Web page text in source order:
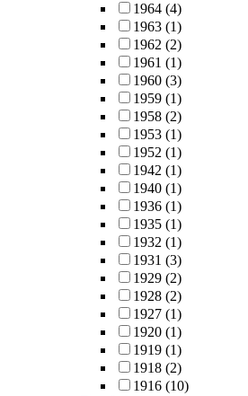
1964 (4)
1963 (1)
1962 (2)
1961 (1)
1960 (3)
1959 (1)
1958 (2)
1953 (1)
1952 (1)
1942 (1)
1940 (1)
1936 (1)
1935 (1)
1932 (1)
1931 (3)
1929 (2)
1928 (2)
1927 (1)
1920 (1)
1919 (1)
1918 (2)
1916 (10)